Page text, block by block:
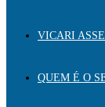
VICARI
QUEM É O